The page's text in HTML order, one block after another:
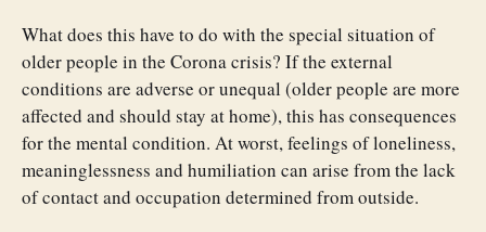
What does this have to do with the special situation of
older people in the Corona crisis? If the external
conditions are adverse or unequal (older people are more
affected and should stay at home), this has consequences
for the mental condition. At worst, feelings of loneliness,
meaninglessness and humiliation can arise from the lack
of contact and occupation determined from outside.